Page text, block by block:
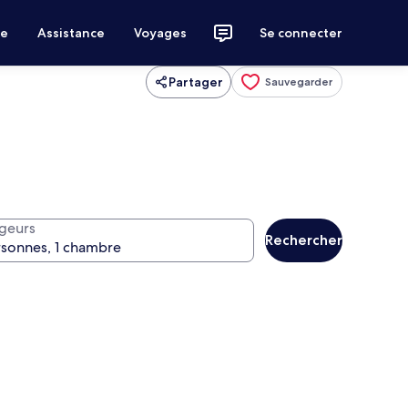
Assistance Voyages Se connecter
Partager Sauvegarder
Rechercher